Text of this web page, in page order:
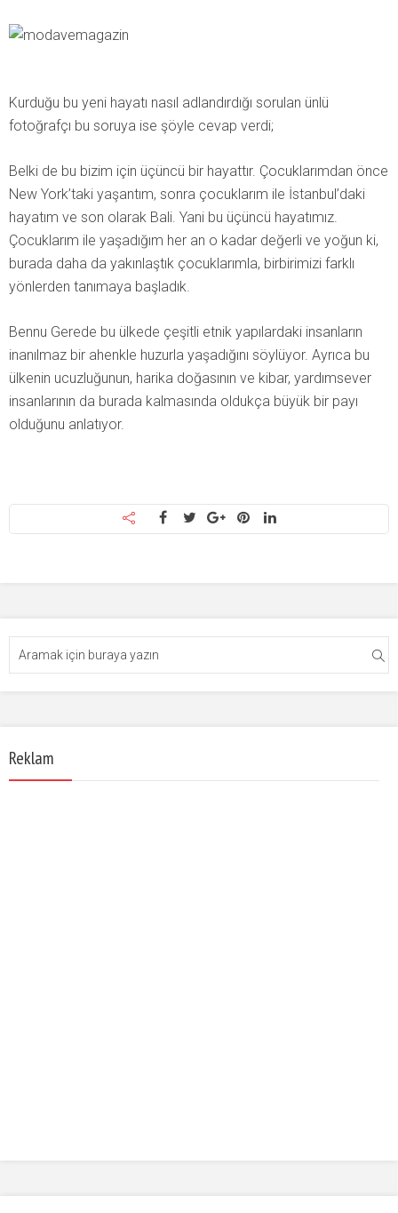
Kurduğu bu yeni hayatı nasıl adlandırdığı sorulan ünlü
fotoğrafçı bu soruya ise şöyle cevap verdi;
Belki de bu bizim için üçüncü bir hayattır. Çocuklarımdan önce
New York’taki yaşantım, sonra çocuklarım ile İstanbul’daki
hayatım ve son olarak Bali. Yani bu üçüncü hayatımız.
Çocuklarım ile yaşadığım her an o kadar değerli ve yoğun ki,
burada daha da yakınlaştık çocuklarımla, birbirimizi farklı
yönlerden tanımaya başladık.
Bennu Gerede bu ülkede çeşitli etnik yapılardaki insanların
inanılmaz bir ahenkle huzurla yaşadığını söylüyor. Ayrıca bu
ülkenin ucuzluğunun, harika doğasının ve kibar, yardımsever
insanlarının da burada kalmasında oldukça büyük bir payı
olduğunu anlatıyor.
Reklam